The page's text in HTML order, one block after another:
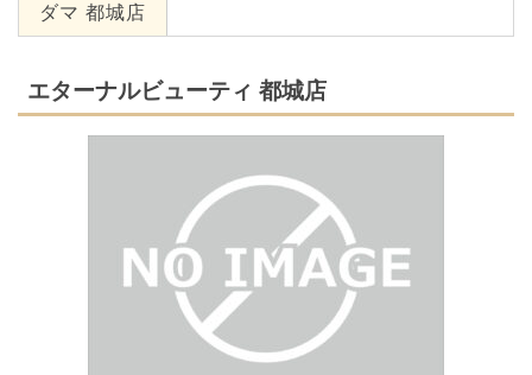
ダマ 都城店
エターナルビューティ 都城店